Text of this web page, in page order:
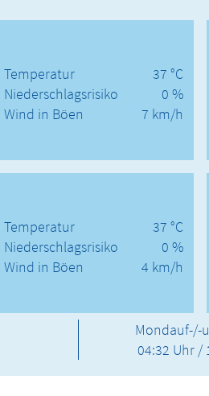
Temperatur
Niederschlagsrisiko
Wind in Böen
37 °C
0 %
7 km/h
Temperatur
Niederschlagsrisiko
Wind in Böen
37 °C
0 %
4 km/h
Mondauf-/-
04:32 Uhr /